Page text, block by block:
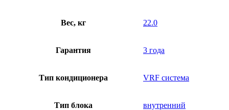
Вес, кг 22.0
Гарантия 3 года
Тип кондиционера VRF система
Тип блока внутренний